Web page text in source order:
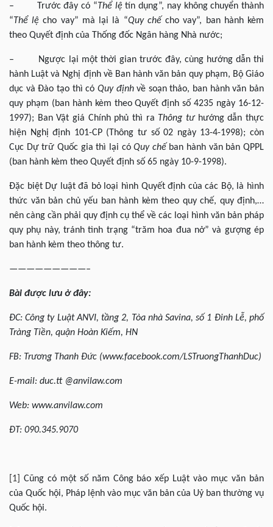
– Trước đây có “Thể lệtín dụng”, nay không chuyển thành
“Thể lệ cho vay” mà lại là “Quy chếcho vay”, ban hành kèm
theo Quyết định của Thống đốc Ngân hàng Nhà nước;
– Ngược lại một thời gian trước đây, cùng hướng dẫn thi
hành Luật và Nghị định về Ban hành văn bản quy phạm, Bộ Giáo
dục và Đào tạo thì có Quy địnhvề soạn thảo, ban hành văn bản
quy phạm (ban hành kèm theo Quyết định số 4235 ngày 16-12-
1997); Ban Vật giá Chính phủ thì ra Thông tưhướng dẫn thực
hiện Nghị định 101-CP (Thông tư số 02 ngày 13-4-1998); còn
Cục Dự trữ Quốc gia thì lại cóQuy chếban hành văn bản QPPL
(ban hành kèm theo Quyết định số 65 ngày 10-9-1998).
Đặc biệt Dự luật đã bỏ loại hình Quyết định của các Bộ, là hình
thức văn bản chủ yếu ban hành kèm theo quy chế, quy định,…
nên càng cần phải quy định cụ thể về các loại hình văn bản pháp
quy phụ này, tránh tình trạng “trăm hoa đua nở” và gượng ép
ban hành kèm theo thông tư.
—————————–
Bài được lưu ở đây:
ĐC:Công ty LuậtANVI, tầng 2, Tòa nhà Savina, số 1 Đinh Lễ, phố
Tràng Tiền, quận Hoàn Kiếm, HN
FB: Trương Thanh Đức (www.facebook.com/LSTruongThanhDuc)
E-mail: duc.tt @anvilaw.com
Web: www.anvilaw.com
ĐT: 090.345.9070
[1]
Cũng có một số năm Công báo xếp Luật vào mục văn bản
của Quốc hội, Pháp lệnh vào mục văn bản của Uỷ ban thường vụ
Quốc hội.